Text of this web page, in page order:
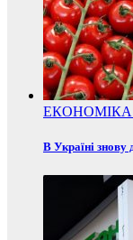
ЕКОНОМІКА
В Україні